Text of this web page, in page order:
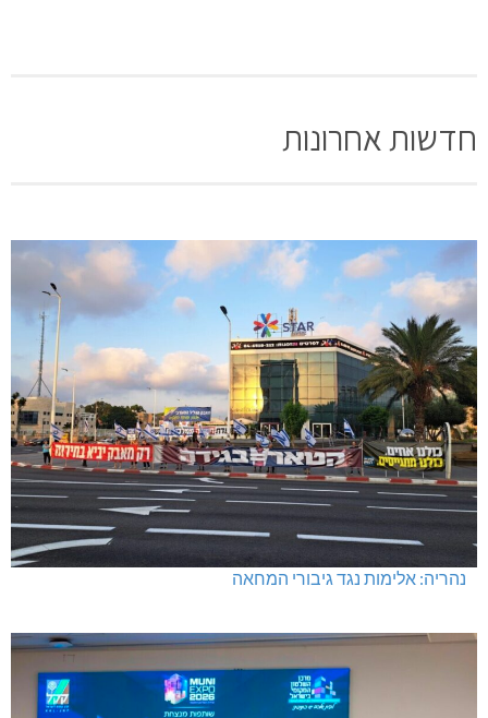
חדשות אחרונות
נהריה: אלימות נגד גיבורי המחאה